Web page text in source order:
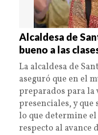
Alcaldesa de
bueno a las
La alcaldesa de
aseguró que en el
preparados para la
presenciales, y
lo que determine
respecto al avance